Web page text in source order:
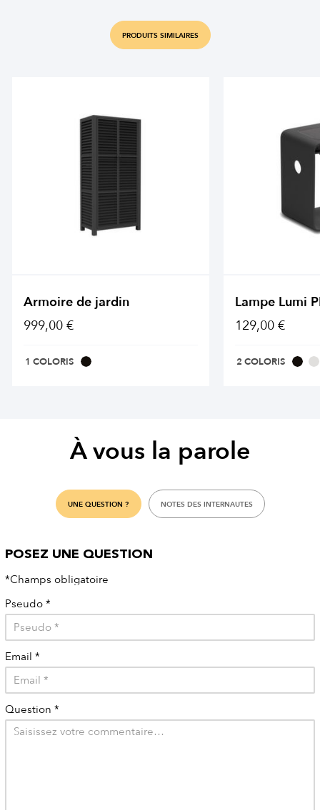
PRODUITS SIMILAIRES
Armoire de jardin
999,00 €
1 COLORIS
Lampe Lumi
129,00 €
2 COLORIS
À vous la parole
UNE QUESTION ? NOTES DES INTERNAUTES
POSEZ UNE QUESTION
*Champs obligatoire
Pseudo *
Email *
Question *